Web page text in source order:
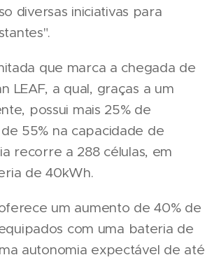
diversas iniciativas para
que marca a chegada de
LEAF, a qual, graças a um
possui mais 25% de
55% na capacidade de
recorre a 288 células, em
de 40kWh.
um aumento de 40% de
com uma bateria de
autonomia expectável de até